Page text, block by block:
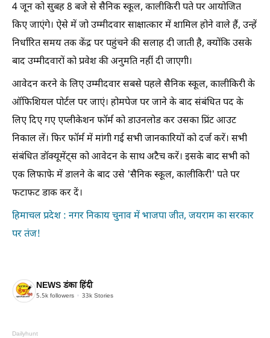
4 जून को सुबह 8 बजे से सैनिक स्कूल, कालीकिरी पते पर आयोजित
किए जाएंगे। ऐसे में जो उम्मीदवार साक्षात्कार में शामिल होने वाले हैं, उन्हें
निर्धारित समय तक केंद्र पर पहुंचने की सलाह दी जाती है, क्योंकि उसके
बाद उम्मीदवारों को प्रवेश की अनुमति नहीं दी जाएगी।
आवेदन करने के लिए उम्मीदवार सबसे पहले सैनिक स्कूल, कालीकिरी के
ऑफिशियल पोर्टल पर जाएं। होमपेज पर जाने के बाद संबंधित पद के
लिए दिए गए एप्लीकेशन फॉर्म को डाउनलोड कर उसका प्रिंट आउट
निकाल लें। फिर फॉर्म में मांगी गई सभी जानकारियों को दर्ज करें। सभी
संबंधित डॉक्यूमेंट्स को आवेदन के साथ अटैच करें। इसके बाद सभी को
एक लिफाफे में डालने के बाद उसे 'सैनिक स्कूल, कालीकिरी' पते पर
फटाफट डाक कर दें।
हिमाचल प्रदेश : नगर निकाय चुनाव में भाजपा जीत, जयराम का सरकार
पर तंज!
NEWS डंका हिंदी
5.5k followers 33k Stories
Dailyhunt